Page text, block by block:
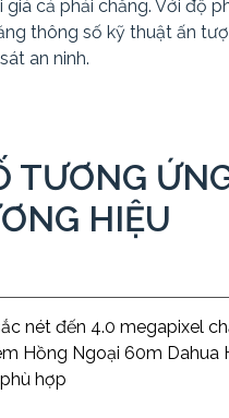
cả phải chăng. Với độ
thông số kỹ thuật ấn
an ninh.
TƯƠNG
HIỆU
nét đến 4.0 megapixel
Hồng Ngoại 60m Dahua
hợp